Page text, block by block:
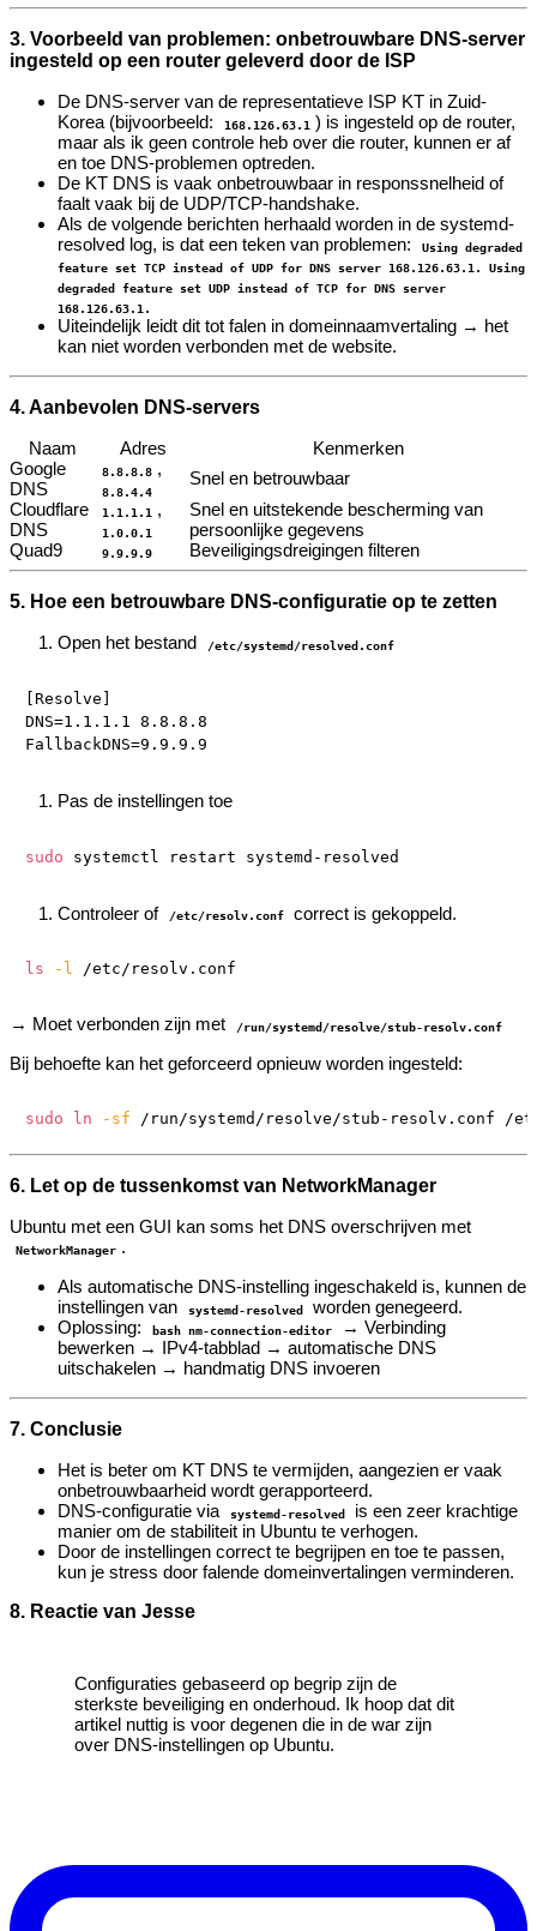
3. Voorbeeld van problemen: onbetrouwbare DNS-server
ingesteld op een router geleverd door de ISP
De DNS-server van de representatieve ISP KT in Zuid-
Korea (bijvoorbeeld:
168.126.63.1 ) is ingesteld op de router,
maar als ik geen controle heb over die router, kunnen er af
en toe DNS-problemen optreden.
De KT DNS is vaak onbetrouwbaar in responssnelheid of
faalt vaak bij de UDP/TCP-handshake.
Als de volgende berichten herhaald worden in de systemd-
resolved log, is dat een teken van problemen:
Using degraded
feature set TCP instead of UDP for DNS server 168.126.63.1. Using
degraded feature set UDP instead of TCP for DNS server
168.126.63.1.
Uiteindelijk leidt dit tot falen in domeinnaamvertaling → het
kan niet worden verbonden met de website.
4. Aanbevolen DNS-servers
Naam
Adres
Kenmerken
Google
DNS
8.8.8.8 ,
8.8.4.4
Snel en betrouwbaar
Cloudflare
DNS
1.1.1.1 ,
1.0.0.1
Snel en uitstekende bescherming van
persoonlijke gegevens
Quad9
9.9.9.9 Beveiligingsdreigingen filteren
5. Hoe een betrouwbare DNS-configuratie op te zetten
Open het bestand
/etc/systemd/resolved.conf
[Resolve]
DNS=1.1.1.1 8.8.8.8
Pas de instellingen toe
sudo
Controleer of /etc/resolv.conf correct is gekoppeld.
ls -l
→ Moet verbonden zijn met /run/systemd/resolve/stub-resolv.conf
Bij behoefte kan het geforceerd opnieuw worden ingesteld:
sudo ln -sf
6. Let op de tussenkomst van NetworkManager
Ubuntu met een GUI kan soms het DNS overschrijven met
NetworkManager .
Als automatische DNS-instelling ingeschakeld is, kunnen de
instellingen van
systemd-resolved
worden genegeerd.
Oplossing:
bash nm-connection-editor
→ Verbinding
bewerken → IPv4-tabblad → automatische DNS
uitschakelen → handmatig DNS invoeren
7. Conclusie
Het is beter om KT DNS te vermijden, aangezien er vaak
onbetrouwbaarheid wordt gerapporteerd.
DNS-configuratie via
systemd-resolved
is een zeer krachtige
manier om de stabiliteit in Ubuntu te verhogen.
Door de instellingen correct te begrijpen en toe te passen,
kun je stress door falende domeinvertalingen verminderen.
8. Reactie van Jesse
Configuraties gebaseerd op begrip zijn de
sterkste beveiliging en onderhoud. Ik hoop dat dit
artikel nuttig is voor degenen die in de war zijn
over DNS-instellingen op Ubuntu.